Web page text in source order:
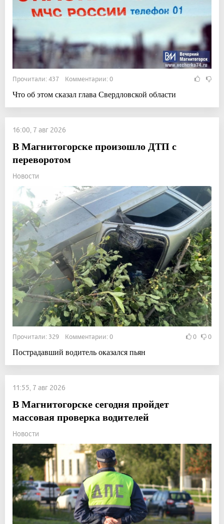
Прочитали: 437 Комментарии: 0
Что об этом сказал глава Свердловской области
16:00, 7 авг 2026
В Магнитогорске произошло ДТП с
переворотом
Новости
Прочитали: 329 Комментарии: 0 0 0
Пострадавший водитель оказался пьян
11:55, 7 авг 2026
В Магнитогорске сегодня пройдет
массовая проверка водителей
Новости